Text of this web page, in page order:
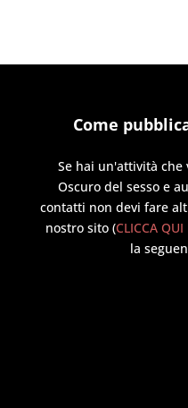
Come
Se hai un'attività
Oscuro del sesso e
contatti non devi fare
nostro sito (CLICCA QUI
la